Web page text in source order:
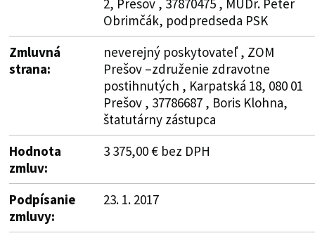
Obrimčák, podpredseda PSK
Zmluvná
strana:
neverejný poskytovateľ , ZOM
Prešov –združenie zdravotne
postihnutých , Karpatská 18, 080 01
Prešov , 37786687 , Boris Klohna,
štatutárny zástupca
Hodnota
zmluv:
3 375,00 € bez DPH
Podpísanie
zmluvy:
23. 1. 2017